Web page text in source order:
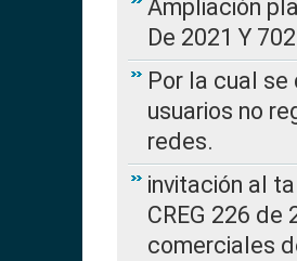
Ampliación
De 2021 Y
Por la cual
usuarios no
redes.
invitación al
CREG 226
comerciales